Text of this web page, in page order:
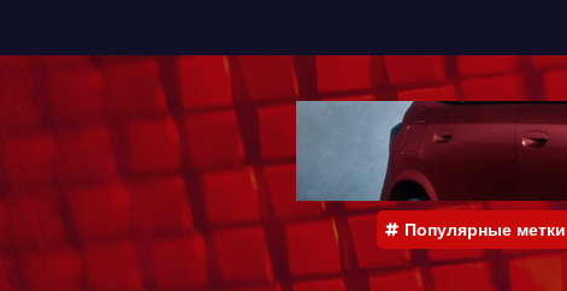
Популярные метки